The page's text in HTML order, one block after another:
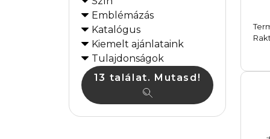
Emblémázás
Katalógus
Kiemelt ajánlataink
Tulajdonságok
13 találat. Mutasd!